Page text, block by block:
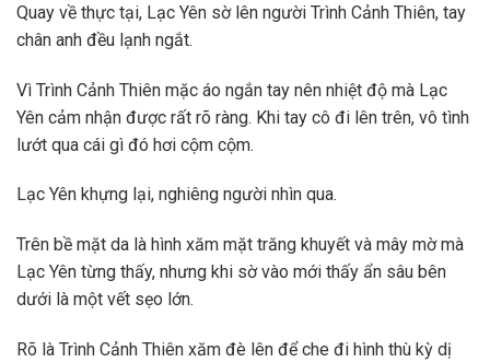
Quay về thực tại, Lạc Yên sờ lên người Trình Cảnh Thiên, tay
chân anh đều lạnh ngắt.
Vì Trình Cảnh Thiên mặc áo ngắn tay nên nhiệt độ mà Lạc
Yên cảm nhận được rất rõ ràng. Khi tay cô đi lên trên, vô tình
lướt qua cái gì đó hơi cộm cộm.
Lạc Yên khựng lại, nghiêng người nhìn qua.
Trên bề mặt da là hình xăm mặt trăng khuyết và mây mờ mà
Lạc Yên từng thấy, nhưng khi sờ vào mới thấy ẩn sâu bên
dưới là một vết sẹo lớn.
Rõ là Trình Cảnh Thiên xăm đè lên để che đi hình thù kỳ dị